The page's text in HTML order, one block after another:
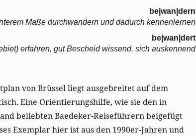
be|wan|dern
Maße durchwandern und dadurch kennenlernen
be|wan|dert
erfahren, gut Bescheid wissend, sich auskennend
von Brüssel liegt ausgebreitet auf dem
Eine Orientierungshilfe, wie sie den in
beliebten Baedeker-Reiseführern beigefügt
Exemplar hier ist aus den 1990er-Jahren und